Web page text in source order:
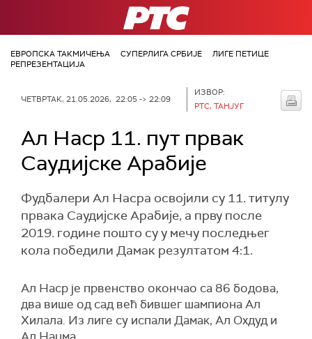
РТС
ЕВРОПСКА ТАКМИЧЕЊА СУПЕРЛИГА СРБИЈЕ
ЛИГЕ ПЕТИЦЕ
РЕПРЕЗЕНТАЦИЈА
ЧЕТВРТАК, 21.05.2026, 22:05 -> 22:09
ИЗВОР:
РТС, ТАНЈУГ
Ал Наср 11. пут првак
Саудијске Арабије
Фудбалери Ал Насра освојили су 11. титулу
првака Саудијске Арабије, а прву после
2019. године пошто су у мечу последњег
кола победили Дамак резултатом 4:1.
Ал Наср је првенство окончао са 86 бодова,
два више од сад већ бившег шампиона Ал
Хилала. Из лиге су испали Дамак, Ал Охдуд и